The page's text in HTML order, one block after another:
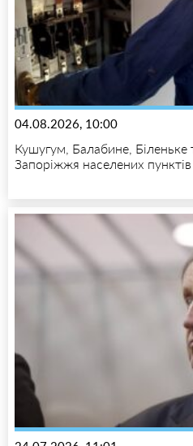
04.08.2026, 10:00
Кушугум, Балабине,
Запоріжжя населених пунктів